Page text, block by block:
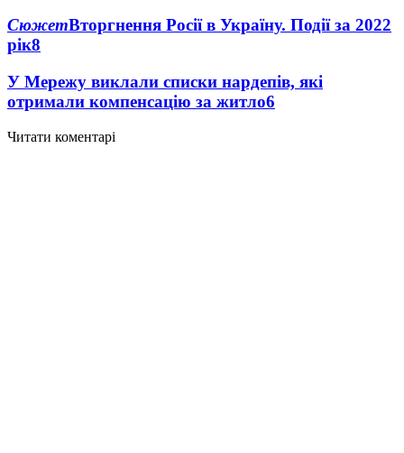
СюжетВторгнення Росії в Україну. Події за 2022
рік8
У Мережу виклали списки нардепів, які
отримали компенсацію за житло6
Читати коментарі